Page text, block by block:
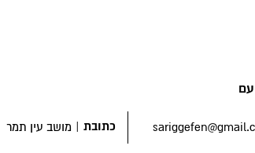
כתובת | מושב עין תמר